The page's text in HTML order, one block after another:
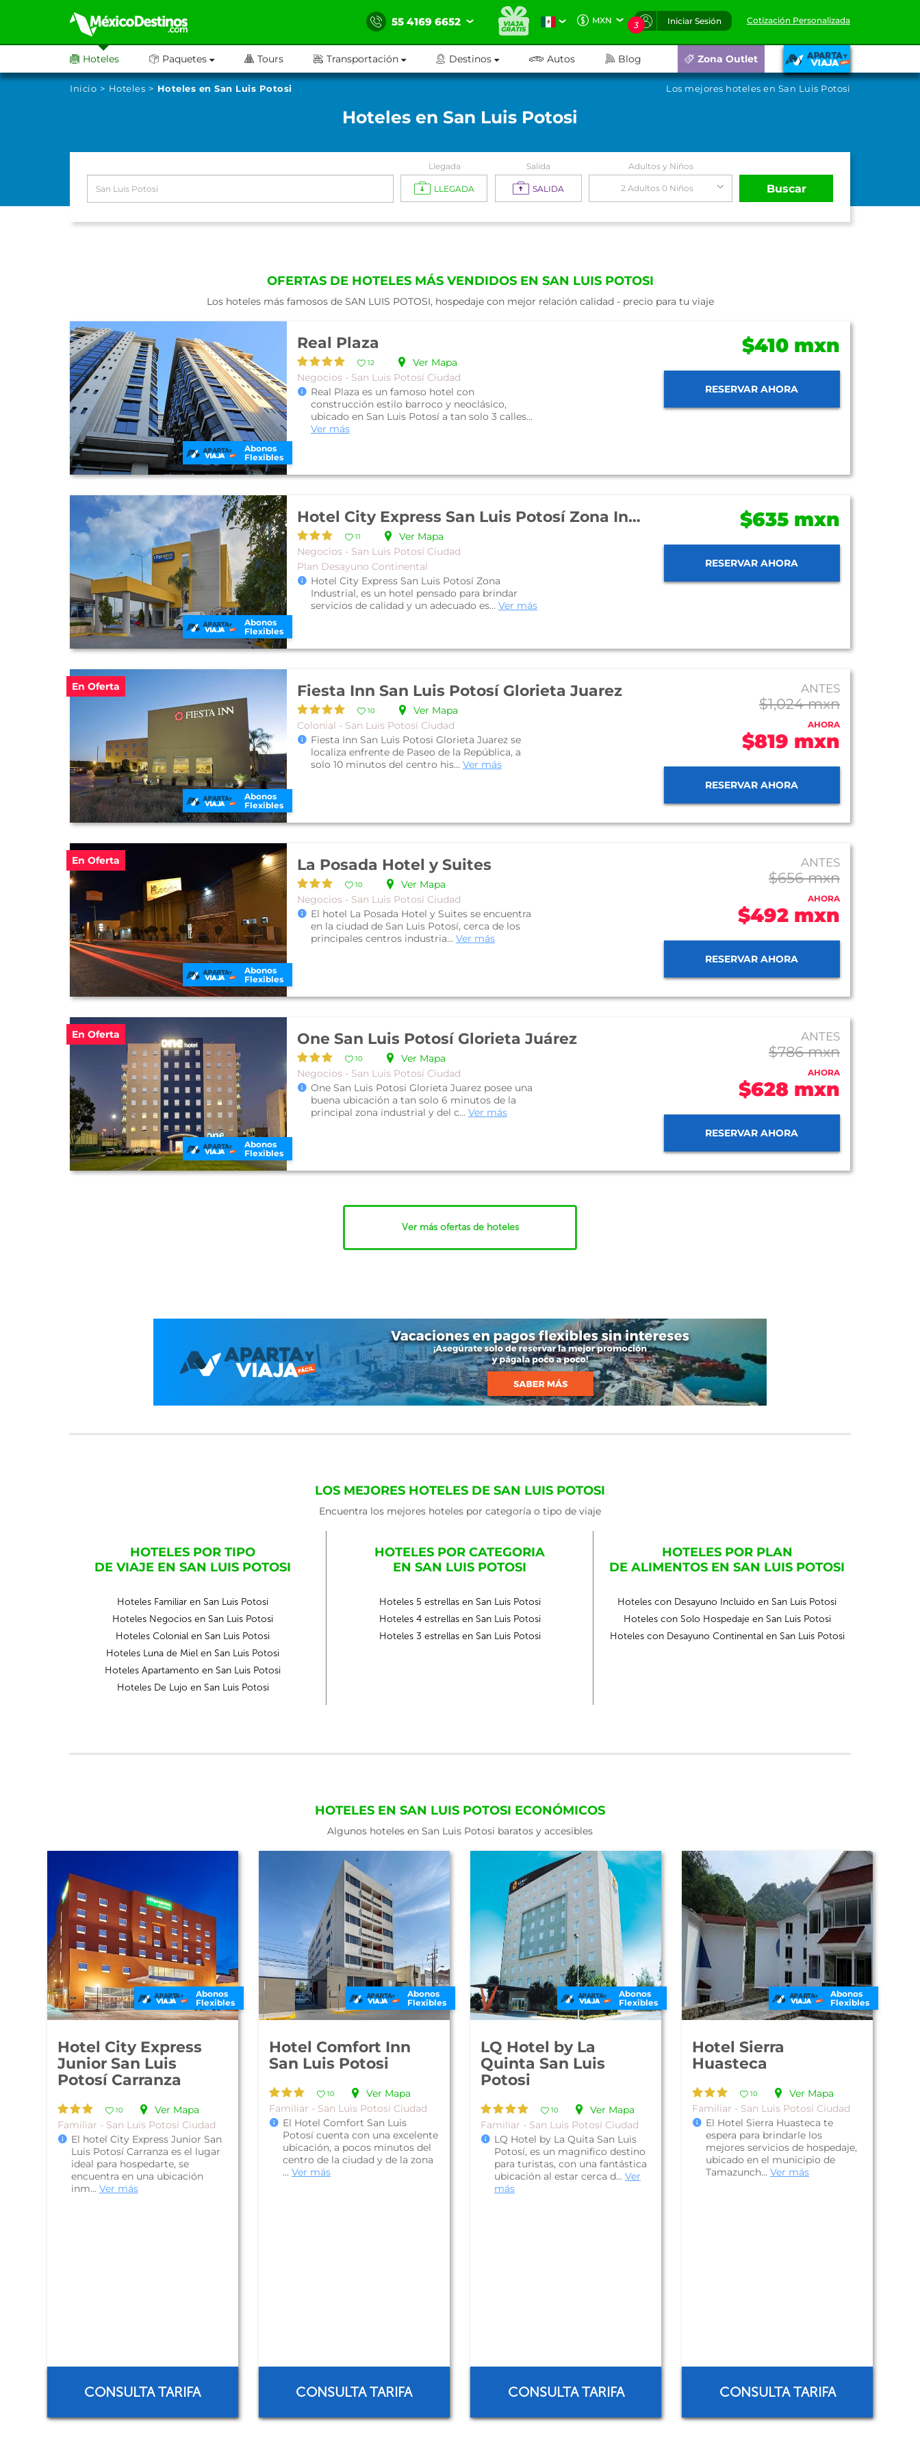
55 4169 6652 MXN 3 Iniciar Sesión Cotización Personalizada
Hoteles Paquetes Tours Transportación Destinos Autos Blog Zona Outlet
Inicio Hoteles Hoteles en San Luis Potosi Los mejores hoteles en San Luis Potosi
Hoteles en San Luis Potosi
Llegada
LLEGADA
Salida
SALIDA
Adultos y Niños
2 Adultos 0 Niños Buscar
OFERTAS DE HOTELES MÁS VENDIDOS EN SAN LUIS POTOSI
Los hoteles más famosos de SAN LUIS POTOSI, hospedaje con mejor relación calidad - precio para tu viaje
Abonos
Flexibles
Real Plaza
12
Ver Mapa
Negocios - San Luis Potosí Ciudad
Real Plaza es un famoso hotel con
construcción estilo barroco y neoclásico,
ubicado en San Luis Potosí a tan solo 3 calles...
Ver más
$410 mxn
RESERVAR AHORA
Abonos
Flexibles
Hotel City Express San Luis Potosí Zona Industrial
11
Ver Mapa
Negocios - San Luis Potosí Ciudad
Plan Desayuno Continental
Hotel City Express San Luis Potosí Zona
Industrial, es un hotel pensado para brindar
servicios de calidad y un adecuado es... Ver más
$635 mxn
RESERVAR AHORA
En Oferta
Abonos
Flexibles
Fiesta Inn San Luis Potosí Glorieta Juarez
10
Ver Mapa
Colonial - San Luis Potosí Ciudad
Fiesta Inn San Luis Potosi Glorieta Juarez se
localiza enfrente de Paseo de la República, a
solo 10 minutos del centro his... Ver más
ANTES
$1,024 mxn
AHORA
$819 mxn
RESERVAR AHORA
En Oferta
Abonos
Flexibles
La Posada Hotel y Suites
10
Ver Mapa
Negocios - San Luis Potosí Ciudad
El hotel La Posada Hotel y Suites se encuentra
en la ciudad de San Luis Potosí, cerca de los
principales centros industria... Ver más
ANTES
$656 mxn
AHORA
$492 mxn
RESERVAR AHORA
En Oferta
Abonos
Flexibles
One San Luis Potosí Glorieta Juárez
10
Ver Mapa
Negocios - San Luis Potosí Ciudad
One San Luis Potosi Glorieta Juarez posee una
buena ubicación a tan solo 6 minutos de la
principal zona industrial y del c... Ver más
ANTES
$786 mxn
AHORA
$628 mxn
RESERVAR AHORA
Ver más ofertas de hoteles
LOS MEJORES HOTELES DE SAN LUIS POTOSI
Encuentra los mejores hoteles por categoría o tipo de viaje
HOTELES POR TIPO
DE VIAJE EN SAN LUIS POTOSI
Hoteles Familiar en San Luis Potosi
Hoteles Negocios en San Luis Potosi
Hoteles Colonial en San Luis Potosi
Hoteles Luna de Miel en San Luis Potosi
Hoteles Apartamento en San Luis Potosi
Hoteles De Lujo en San Luis Potosi
HOTELES POR CATEGORIA
EN SAN LUIS POTOSI
Hoteles 5 estrellas en San Luis Potosi
Hoteles 4 estrellas en San Luis Potosi
Hoteles 3 estrellas en San Luis Potosi
HOTELES POR PLAN
DE ALIMENTOS EN SAN LUIS POTOSI
Hoteles con Desayuno Incluido en San Luis Potosi
Hoteles con Solo Hospedaje en San Luis Potosi
Hoteles con Desayuno Continental en San Luis Potosi
HOTELES EN SAN LUIS POTOSI ECONÓMICOS
Algunos hoteles en San Luis Potosi baratos y accesibles
Abonos
Flexibles
Hotel City Express
Junior San Luis
Potosí Carranza
10
Ver Mapa
Familiar - San Luis Potosí Ciudad
El hotel City Express Junior San
Luis Potosí Carranza es el lugar
ideal para hospedarte, se
encuentra en una ubicación
inm... Ver más
CONSULTA TARIFA
Abonos
Flexibles
Hotel Comfort Inn
San Luis Potosi
10
Ver Mapa
Familiar - San Luis Potosí Ciudad
El Hotel Comfort San Luis
Potosí cuenta con una excelente
ubicación, a pocos minutos del
centro de la ciudad y de la zona
... Ver más
CONSULTA TARIFA
Abonos
Flexibles
LQ Hotel by La
Quinta San Luis
Potosi
10
Ver Mapa
Familiar - San Luis Potosí Ciudad
LQ Hotel by La Quita San Luis
Potosí, es un magnifico destino
para turistas, con una fantástica
ubicación al estar cerca d... Ver
más
CONSULTA TARIFA
Abonos
Flexibles
Hotel Sierra
Huasteca
10
Ver Mapa
Familiar - San Luis Potosí Ciudad
El Hotel Sierra Huasteca te
espera para brindarle los
mejores servicios de hospedaje,
ubicado en el municipio de
Tamazunch...Ver más
CONSULTA TARIFA